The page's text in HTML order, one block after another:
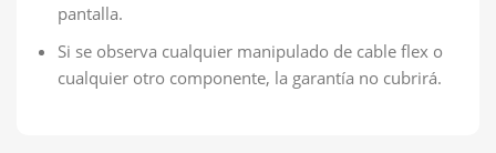
pantalla.
Si se observa cualquier manipulado de cable flex o
cualquier otro componente, la garantía no cubrirá.